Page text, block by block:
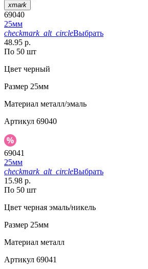
xmark
69040
25мм
checkmark_alt_circleВыбрать
48.95 р.
По 50 шт
Цвет черный
Размер 25мм
Материал металл/эмаль
Артикул 69040
69041
25мм
checkmark_alt_circleВыбрать
15.98 р.
По 50 шт
Цвет черная эмаль/никель
Размер 25мм
Материал металл
Артикул 69041